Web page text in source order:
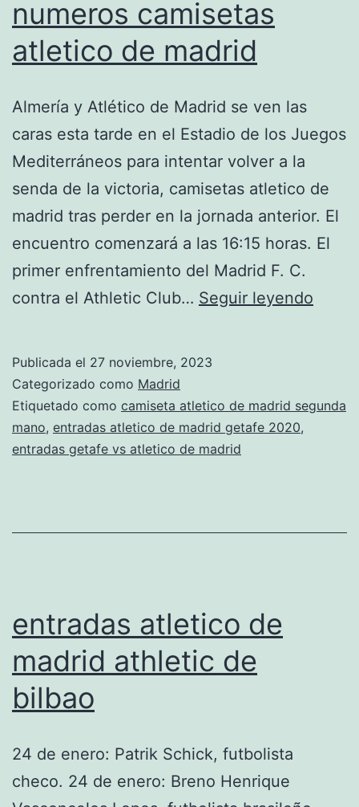
numeros camisetas
atletico de madrid
Almería y Atlético de Madrid se ven las
caras esta tarde en el Estadio de los Juegos
Mediterráneos para intentar volver a la
senda de la victoria, camisetas atletico de
madrid tras perder en la jornada anterior. El
encuentro comenzará a las 16:15 horas. El
primer enfrentamiento del Madrid F. C.
contra el Athletic Club… Seguir leyendo
Publicada el 27 noviembre, 2023
Categorizado como Madrid
Etiquetado como camiseta atletico de madrid segunda
mano, entradas atletico de madrid getafe 2020,
entradas getafe vs atletico de madrid
entradas atletico de
madrid athletic de
bilbao
24 de enero: Patrik Schick, futbolista
checo. 24 de enero: Breno Henrique